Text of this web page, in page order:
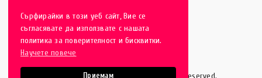
Сърфирайки в този уеб сайт, Вие се
съгласявате да използвате с нашата
политика за поверителност и бисквитки.
Научете повече
Приемам
Отличени продукти
HobbyEver.com© 2016-2025 - All rights reserved.